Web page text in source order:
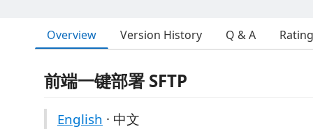
Overview Version History Q & A
前端一键部署 SFTP
English · 中文